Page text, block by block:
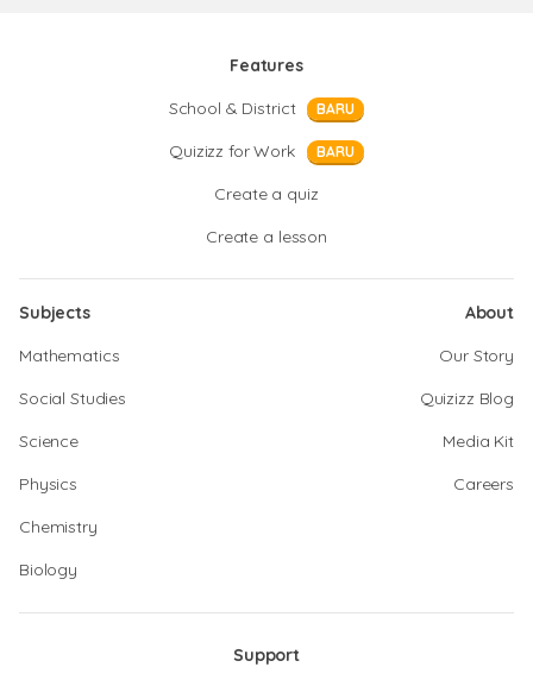
Features
School & District
BARU
Quizizz for Work BARU
Create a quiz
Create a lesson
Subjects
Mathematics
Social Studies
Science
Physics
Chemistry
Biology
About
Our Story
Quizizz Blog
Media Kit
Careers
Support